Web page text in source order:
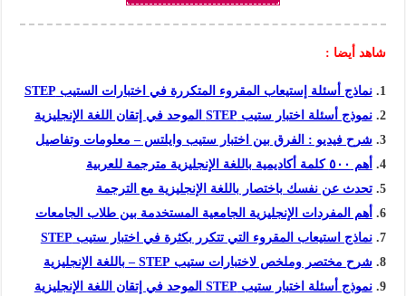
شاهد أيضا :
نماذج أسئلة إستيعاب المقروء المتكررة في اختبارات الستيب STEP
نموذج أسئلة اختبار ستيب STEP الموحد في إتقان اللغة الإنجليزية
شرح فيديو : الفرق بين اختبار ستيب وايلتس – معلومات وتفاصيل
أهم ٥٠٠ كلمة أكاديمية باللغة الإنجليزية مترجمة للعربية
تحدث عن نفسك باختصار باللغة الإنجليزية مع الترجمة
أهم المفردات الإنجليزية الجامعية المستخدمة بين طلاب الجامعات
نماذج استيعاب المقروء التي تتكرر بكثرة في اختبار ستيب STEP
شرح مختصر وملخص لاختبارات ستيب STEP – باللغة الإنجليزية
نموذج أسئلة اختبار ستيب STEP الموحد في إتقان اللغة الإنجليزية